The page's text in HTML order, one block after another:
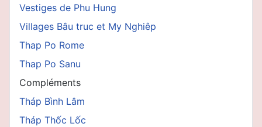
Vestiges de Phu Hung
Villages Bâu truc et My Nghiêp
Thap Po Rome
Thap Po Sanu
Compléments
Tháp Bình Lâm
Tháp Thốc Lốc